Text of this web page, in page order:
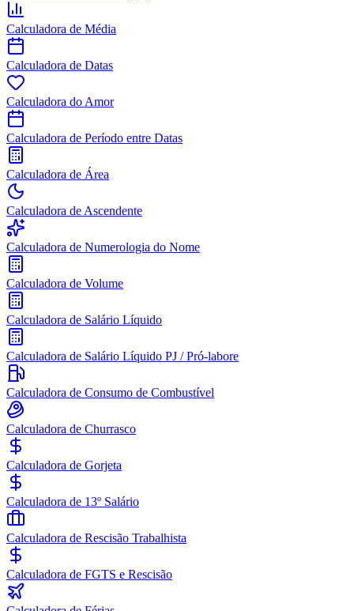
Calculadora de Média
Calculadora de Datas
Calculadora do Amor
Calculadora de Período entre Datas
Calculadora de Área
Calculadora de Ascendente
Calculadora de Numerologia do Nome
Calculadora de Volume
Calculadora de Salário Líquido
Calculadora de Salário Líquido PJ / Pró-labore
Calculadora de Consumo de Combustível
Calculadora de Churrasco
Calculadora de Gorjeta
Calculadora de 13º Salário
Calculadora de Rescisão Trabalhista
Calculadora de FGTS e Rescisão